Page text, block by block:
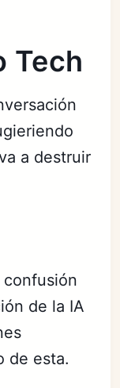
Tech
a destruir
de la IA
de esta.